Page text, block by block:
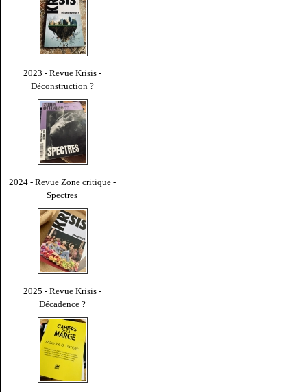
2023 - Revue Krisis -
Déconstruction ?
2024 - Revue Zone critique -
Spectres
2025 - Revue Krisis -
Décadence ?